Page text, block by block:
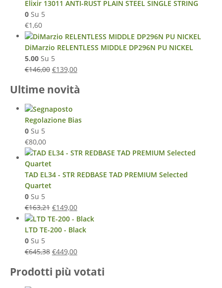
Elixir 13011 ANTI-RUST PLAIN STEEL SINGLE STRING
0Su 5
€1,60
DiMarzio RELENTLESS MIDDLE DP296N PU NICKEL
5.00Su 5
€146,00 €139,00
Ultime novità
Regolazione Bias
0Su 5
€80,00
TAD EL34 - STR REDBASE TAD PREMIUM Selected
Quartet
0Su 5
€163,21 €149,00
LTD TE-200 - Black
0Su 5
€645,38 €449,00
Prodotti più votati